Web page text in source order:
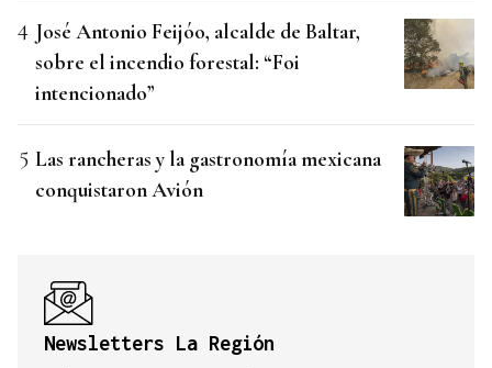
José Antonio Feijóo, alcalde de Baltar,
sobre el incendio forestal: “Foi
intencionado”
Las rancheras y la gastronomía mexicana
conquistaron Avión
Newsletters La Región